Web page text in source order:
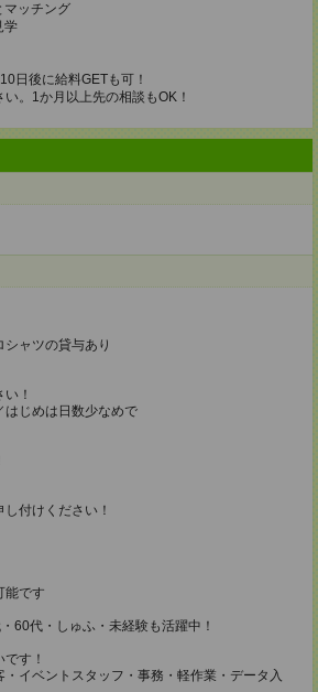
ッチング
学
日後に給料GETも可！
。1か月以上先の相談もOK！
ャツの貸与あり
！
じめは日数少なめで
付けください！
です
60代・しゅふ・未経験も活躍中！
す！
イベントスタッフ・事務・軽作業・データ入